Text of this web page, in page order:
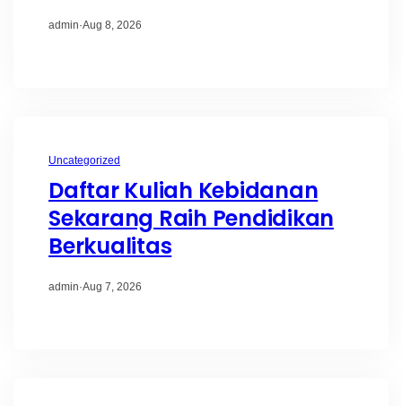
admin·Aug 8, 2026
Uncategorized
Daftar Kuliah Kebidanan
Sekarang Raih Pendidikan
Berkualitas
admin·Aug 7, 2026